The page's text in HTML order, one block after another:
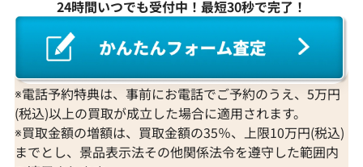
24時間いつでも受付中！最短30秒で完了！
※電話予約特典は、事前にお電話でご予約のうえ、5万円
(税込)以上の買取が成立した場合に適用されます。
※買取金額の増額は、買取金額の35％、上限10万円(税込)
までとし、景品表示法その他関係法令を遵守した範囲内